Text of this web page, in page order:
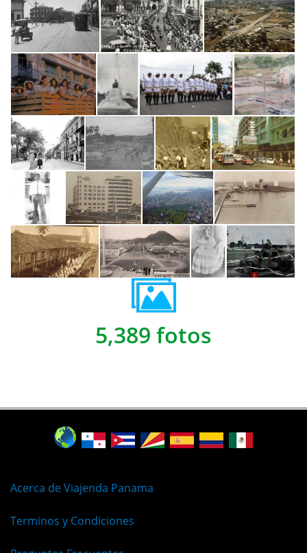
5,389 fotos
Acerca de Viajenda Panama
Terminos y Condiciones